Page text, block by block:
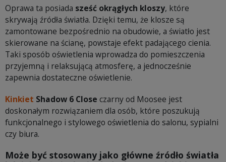
Oprawa ta posiada sześć okrągłych kloszy, które
skrywają źródła światła. Dzięki temu, że klosze są
zamontowane bezpośrednio na obudowie, a światło jest
skierowane na ścianę, powstaje efekt padającego cienia.
Taki sposób oświetlenia wprowadza do pomieszczenia
przyjemną i relaksującą atmosferę, a jednocześnie
zapewnia dostateczne oświetlenie.
Kinkiet Shadow 6 Close czarny od Moosee jest
doskonałym rozwiązaniem dla osób, które poszukują
funkcjonalnego i stylowego oświetlenia do salonu, sypialni
czy biura.
Może być stosowany jako główne źródło światła